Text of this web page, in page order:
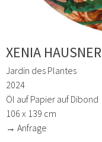
XENIA HAUSNER
Jardin des Plantes
2024
Öl auf Papier auf Dibond
106 x 139 cm
→ Anfrage